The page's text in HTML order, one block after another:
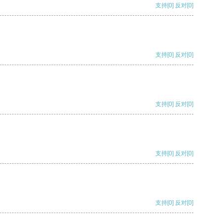
支持[0] 反对[0]
支持[0] 反对[0]
支持[0] 反对[0]
支持[0] 反对[0]
支持[0] 反对[0]